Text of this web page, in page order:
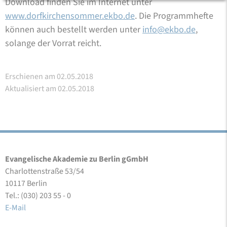
www.dorfkirchensommer.ekbo.de. Die Programmhefte
können auch bestellt werden unter info@ekbo.de,
solange der Vorrat reicht.
Erschienen am 02.05.2018
Aktualisiert am 02.05.2018
Evangelische Akademie zu Berlin gGmbH
Charlottenstraße 53/54
10117 Berlin
Tel.: (030) 203 55 - 0
E-Mail